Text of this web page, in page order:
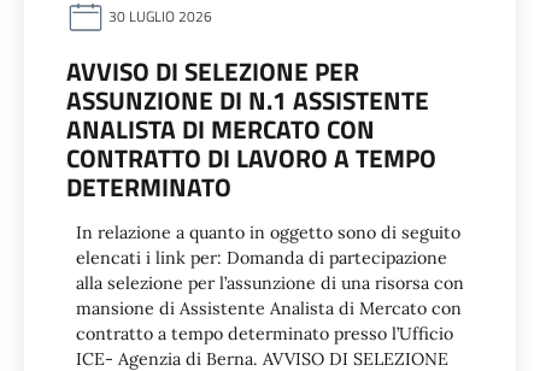
30 LUGLIO 2026
AVVISO DI SELEZIONE PER
ASSUNZIONE DI N.1 ASSISTENTE
ANALISTA DI MERCATO CON
CONTRATTO DI LAVORO A TEMPO
DETERMINATO
In relazione a quanto in oggetto sono di seguito
elencati i link per: Domanda di partecipazione
alla selezione per l’assunzione di una risorsa con
mansione di Assistente Analista di Mercato con
contratto a tempo determinato presso l’Ufficio
ICE- Agenzia di Berna. AVVISO DI SELEZIONE